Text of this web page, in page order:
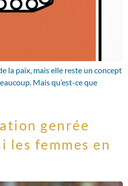
la paix, mais elle reste un concept
Mais qu’est-ce que
genrée
les femmes en